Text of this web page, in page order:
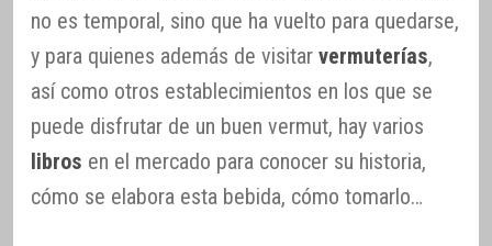
no es temporal, sino que ha vuelto para quedarse,
y para quienes además de visitar vermuterías,
así como otros establecimientos en los que se
puede disfrutar de un buen vermut, hay varios
libros en el mercado para conocer su historia,
cómo se elabora esta bebida, cómo tomarlo…